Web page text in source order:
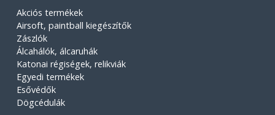
Akciós termékek
Airsoft, paintball kiegészítők
Zászlók
Álcahálók, álcaruhák
Katonai régiségek, relikviák
Egyedi termékek
Esővédők
Dögcédulák